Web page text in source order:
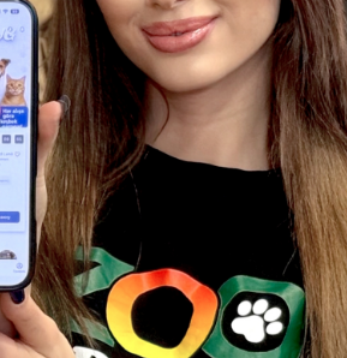
Смотреть Все
АВТОМАТИЧЕСКИЙ ТУАЛЕТ PETKIT
CRYSTAL LITTER SET C01
РАЗРАБОТАННЫЙ ДЛЯ ОБЕСПЕЧЕНИЯ
МАКСИМАЛЬНО УДОБНОГО,
ГИГИЕНИЧНОГО И БЕЗОПАСНОГО
УХОДА ЗА КОШАЧЬИМ ТУАЛЕТОМ.